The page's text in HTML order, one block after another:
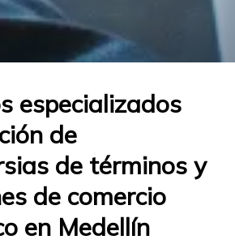
especializados
de
de términos y
de comercio
en Medellín